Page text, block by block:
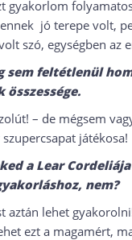
gyakorlom
jó terepe volt,
szó, egységben az
sem feltétlenül
összessége.
– de mégsem
játékosa!
a Lear
nem?
aztán lehet
ezt a magamért,